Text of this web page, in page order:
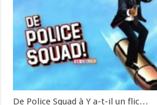
De Police Squad à Y a-t-il un flic…